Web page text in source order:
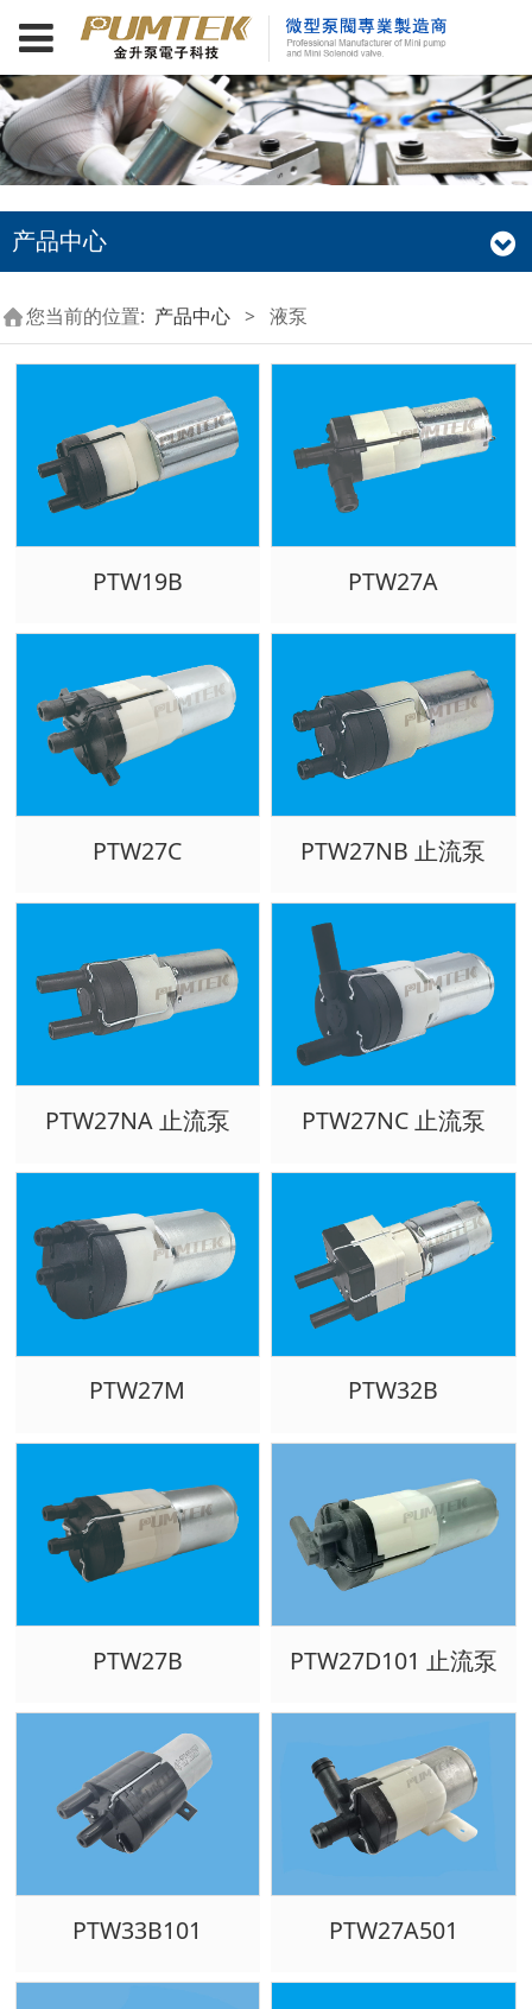
产品中心
您当前的位置: 产品中心 > 液泵
PTW19B PTW27A
PTW27C PTW27NB 止流泵
PTW27NA 止流泵 PTW27NC 止流泵
PTW27M PTW32B
PTW27B PTW27D101 止流泵
PTW33B101 PTW27A501